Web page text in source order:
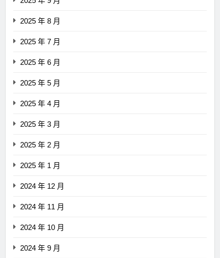
2025 年 8 月
2025 年 7 月
2025 年 6 月
2025 年 5 月
2025 年 4 月
2025 年 3 月
2025 年 2 月
2025 年 1 月
2024 年 12 月
2024 年 11 月
2024 年 10 月
2024 年 9 月